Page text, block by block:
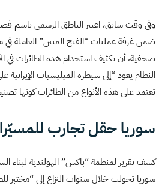
وفي وقت سابق، اعتبر الناطق الرسمي باسم
ضمن غرفة عمليات “الفتح المبين” العاملة
صحفية، أن تكثيف استخدام هذه الطائرات في
النظام يعود “إلى سيطرة الميليشيات الإيرانية
تعتمد على هذه الأنواع من الطائرات كونها
سوريا حقل تجارب
سوريا تحولت خلال سنوات النزاع إلى “مختبر